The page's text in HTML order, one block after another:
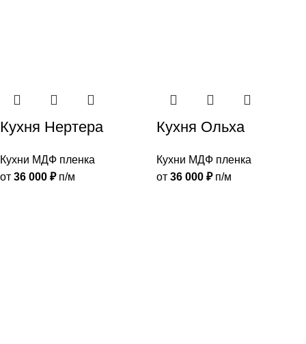
Кухня Нертера
Кухни МДФ пленка
от 36 000 ₽п/м
Кухня Ольха
Кухни МДФ пленка
от 36 000 ₽п/м